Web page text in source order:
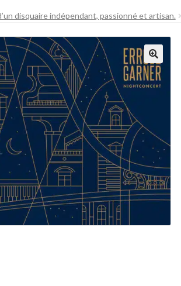
disquaire indépendant, passionné et artisan.
🔍